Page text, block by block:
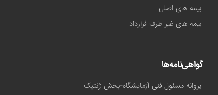
بیمه های اصلی
بیمه های غیر طرف قرارداد
گواهی‌نامه‌ها
پروانه مسئول فنی آزمایشگاه-بخش ژنتیک